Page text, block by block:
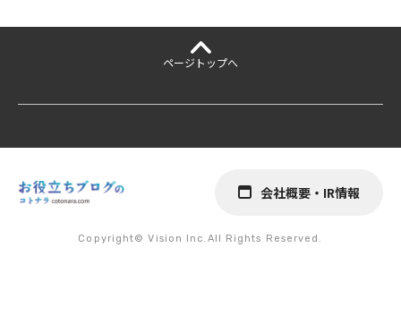
ページ トップへ
会社概要・IR情報
Copyright© Vision Inc.All Rights Reserved.